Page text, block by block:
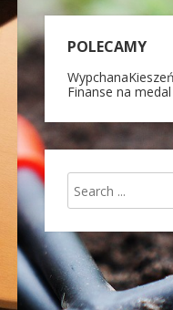
POLECAMY
Finanse na medal